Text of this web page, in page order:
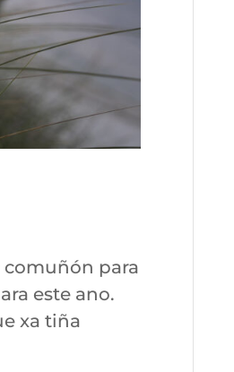
comuñón para
este ano.
xa tiña